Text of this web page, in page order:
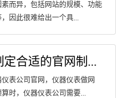
而异，包括网站的规模、功能
因此很难给出一个具...
合适的官网制...
表公司官网，仪器仪表做网
时，仪器仪表公司需要...